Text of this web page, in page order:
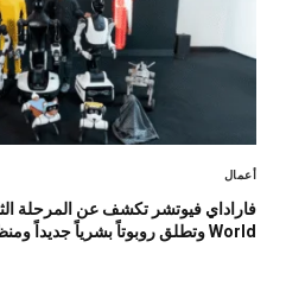
أعمال
World وتطلق روبوتاً بشرياً جديداً ومنظومة روبوتات صناعية متكاملة